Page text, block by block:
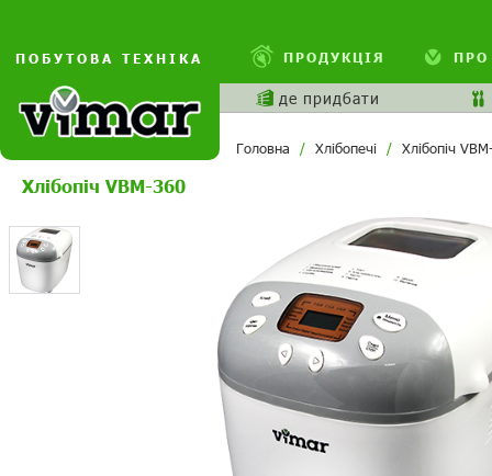
ПОБУТОВА ТЕХНІКА ПРОДУКЦІЯ ПРО
де придбати
Головна Хлібопечі Хлібопіч
Хлібопіч VBM-360